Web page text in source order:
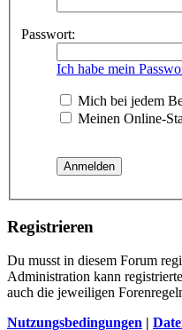
Passwort:
Ich habe mein
Mich bei jedem
Meinen Online-
Registrieren
Du musst in diesem Forum
Administration kann
auch die jeweiligen
Nutzungsbedingungen |